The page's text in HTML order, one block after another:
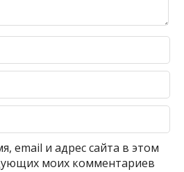
email и адрес сайта в этом
моих комментариев